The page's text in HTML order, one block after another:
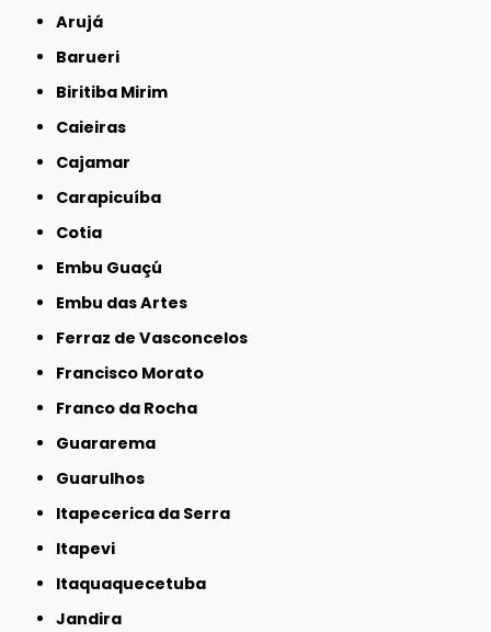
Arujá
Barueri
Biritiba Mirim
Caieiras
Cajamar
Carapicuíba
Cotia
Embu Guaçú
Embu das Artes
Ferraz de Vasconcelos
Francisco Morato
Franco da Rocha
Guararema
Guarulhos
Itapecerica da Serra
Itapevi
Itaquaquecetuba
Jandira